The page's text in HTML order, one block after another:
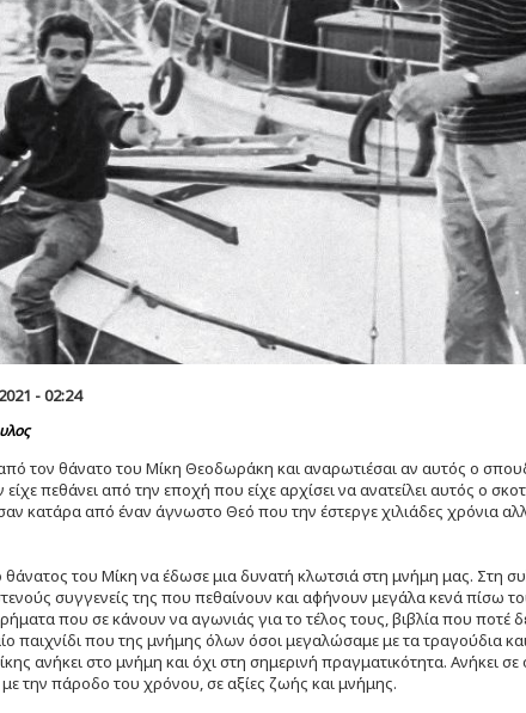
- 02:24
από τον θάνατο του Μίκη Θεοδωράκη και αναρωτιέσαι αν αυτός ο
πεθάνει από την εποχή που είχε αρχίσει να ανατείλει αυτός ο
κατάρα από έναν άγνωστο Θεό που την έστεργε χιλιάδες χρόνια
θάνατος του Μίκη να έδωσε μια δυνατή κλωτσιά στη μνήμη μας. Στη
συγγενείς της που πεθαίνουν και αφήνουν μεγάλα κενά πίσω
που σε κάνουν να αγωνιάς για το τέλος τους, βιβλία που ποτέ
παιχνίδι που της μνήμης όλων όσοι μεγαλώσαμε με τα τραγούδια
ανήκει στο μνήμη και όχι στη σημερινή πραγματικότητα. Ανήκει
την πάροδο του χρόνου, σε αξίες ζωής και μνήμης.